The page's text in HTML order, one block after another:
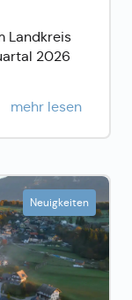
Landkreis
2026
mehr lesen
Neuigkeiten